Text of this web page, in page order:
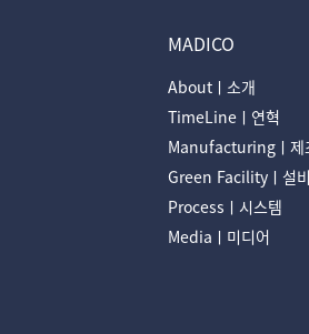
MADICO
Aboutㅣ소개
TimeLineㅣ연혁
Manufacturingㅣ제
Green Facilityㅣ설비
Processㅣ시스템
Mediaㅣ미디어